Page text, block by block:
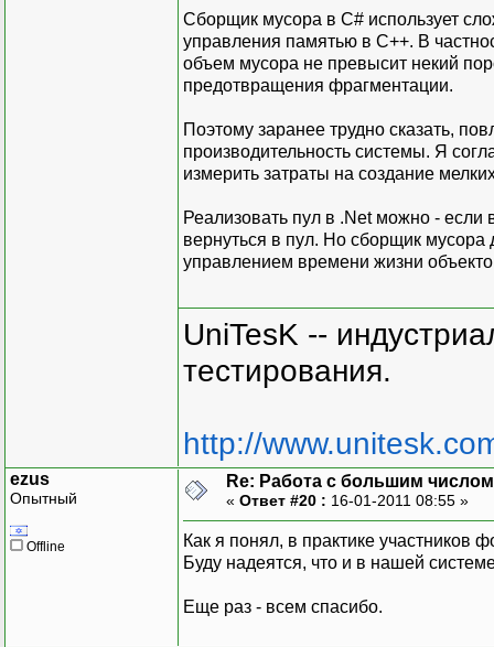
Сборщик мусора в C# использует
управления памятью в C++. В
объем мусора не превысит некий
предотвращения фрагментации.
Поэтому заранее трудно сказать,
производительность системы. Я
измерить затраты на создание
Реализовать пул в .Net можно - если
вернуться в пул. Но сборщик мусора
управлением времени жизни
UniTesK --
тестирования.
http://
ezus
Опытный
Offline
Re: Работа с большим
« Ответ #20 : 16-01-2011 08:55 »
Как я понял, в практике участников
Буду надеятся, что и в нашей
Еще раз - всем спасибо.